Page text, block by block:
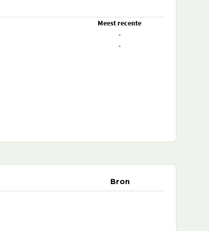
Meest recente
-
-
Bron